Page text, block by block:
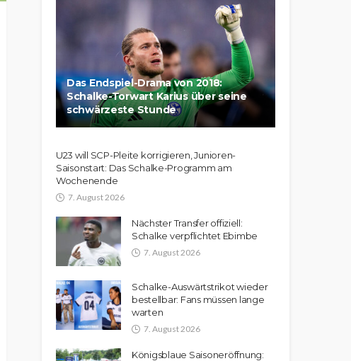
Das Endspiel-Drama von 2018:
Schalke-Torwart Karius über seine
schwärzeste Stunde
U23 will SCP-Pleite korrigieren, Junioren-
Saisonstart: Das Schalke-Programm am
Wochenende
7. August 2026
Nächster Transfer offiziell:
Schalke verpflichtet Ebimbe
7. August 2026
Schalke-Auswärtstrikot wieder
bestellbar: Fans müssen lange
warten
7. August 2026
Königsblaue Saisoneröffnung: